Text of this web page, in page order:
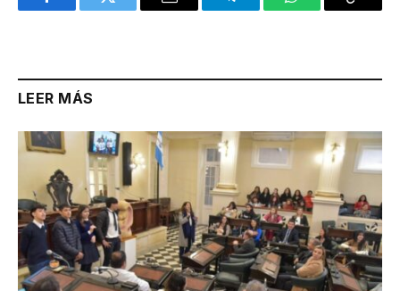
FacebookTwitter Email TelegramWhatsAppCopy
LEER MÁS